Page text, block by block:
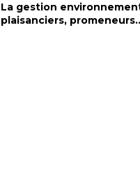
La gestion
plaisanciers,